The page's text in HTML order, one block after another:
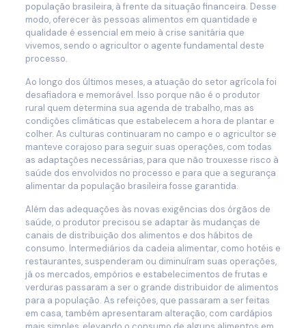
população brasileira, à frente da situação financeira. Desse
modo, oferecer às pessoas alimentos em quantidade e
qualidade é essencial em meio à crise sanitária que
vivemos, sendo o agricultor o agente fundamental deste
processo.
Ao longo dos últimos meses, a atuação do setor agrícola foi
desafiadora e memorável. Isso porque não é o produtor
rural quem determina sua agenda de trabalho, mas as
condições climáticas que estabelecem a hora de plantar e
colher. As culturas continuaram no campo e o agricultor se
manteve corajoso para seguir suas operações, com todas
as adaptações necessárias, para que não trouxesse risco à
saúde dos envolvidos no processo e para que a segurança
alimentar da população brasileira fosse garantida.
Além das adequações às novas exigências dos órgãos de
saúde, o produtor precisou se adaptar às mudanças de
canais de distribuição dos alimentos e dos hábitos de
consumo. Intermediários da cadeia alimentar, como hotéis e
restaurantes, suspenderam ou diminuíram suas operações,
já os mercados, empórios e estabelecimentos de frutas e
verduras passaram a ser o grande distribuidor de alimentos
para a população. As refeições, que passaram a ser feitas
em casa, também apresentaram alteração, com cardápios